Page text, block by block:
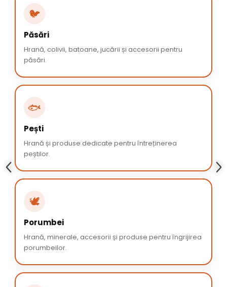
🐦
Păsări
Hrană, colivii, batoane, jucării și accesorii pentru
păsări.
🐟
Pești
Hrană și produse dedicate pentru întreținerea
peștilor.
🕊️
Porumbei
Hrană, minerale, accesorii și produse pentru îngrijirea
porumbeilor.